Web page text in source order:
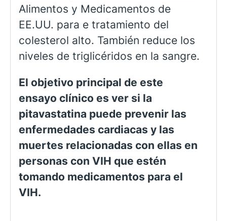
Alimentos y Medicamentos de
EE.UU. para e tratamiento del
colesterol alto. También reduce los
niveles de triglicéridos en la sangre.
El objetivo principal de este
ensayo clínico es ver si la
pitavastatina puede prevenir las
enfermedades cardiacas y las
muertes relacionadas con ellas en
personas con VIH que estén
tomando medicamentos para el
VIH.